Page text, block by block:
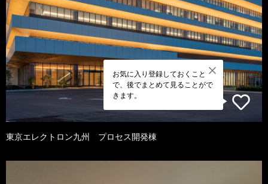
お気に入り登録しておくこと
で、後でまとめて見ることがで
きます。
東京エレクトロン九州 プロセス開発棟